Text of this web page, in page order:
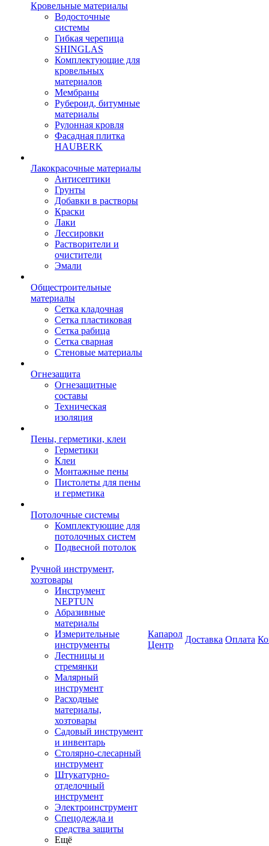
Кровельные материалы
Водосточные
системы
Гибкая черепица
SHINGLAS
Комплектующие для
кровельных
материалов
Мембраны
Рубероид, битумные
материалы
Рулонная кровля
Фасадная плитка
HAUBERK
Лакокрасочные материалы
Антисептики
Грунты
Добавки в растворы
Краски
Лаки
Лессировки
Растворители и
очистители
Эмали
Общестроительные
материалы
Сетка кладочная
Сетка пластиковая
Сетка рабица
Сетка сварная
Стеновые материалы
Огнезащита
Огнезащитные
составы
Техническая
изоляция
Пены, герметики, клеи
Герметики
Клеи
Монтажные пены
Пистолеты для пены
и герметика
Потолочные системы
Комплектующие для
потолочных систем
Подвесной потолок
Ручной инструмент,
хозтовары
Инструмент
NEPTUN
Абразивные
материалы
Измерительные
инструменты
Лестницы и
стремянки
Малярный
инструмент
Расходные
материалы,
хозтовары
Садовый инструмент
и инвентарь
Столярно-слесарный
инструмент
Штукатурно-
отделочный
инструмент
Электроинструмент
Спецодежда и
средства защиты
Ещё
Капарол
Центр
Доставка Оплата